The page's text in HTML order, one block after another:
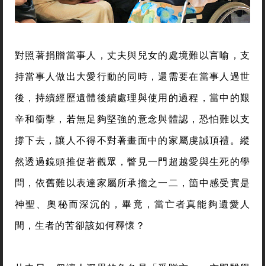
對照著捐贈當事人，丈夫與兒女的處境難以言喻，支
持當事人做出大愛行動的同時，還需要在當事人過世
後，持續經歷遺體後續處理與使用的過程，當中的艱
辛和衝擊，若無足夠堅強的意念與體認，恐怕難以支
撐下去，讓人不得不對著畫面中的家屬虔誠頂禮。縱
然透過鏡頭推促著觀眾，瞥見一門超越愛與生死的學
問，依舊難以表達家屬所承擔之一二，箇中感受實是
神聖、奧秘而深沉的，畢竟，當亡者真能夠遺愛人
間，生者的苦卻該如何釋懷？